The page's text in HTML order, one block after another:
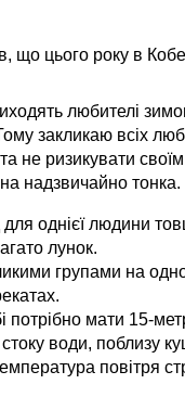
цього року в
любителі
закликаю всіх
не ризикувати
надзвичайно тонка.
для однієї людини
лунок.
групами на
потрібно мати
води, поблизу
повітря